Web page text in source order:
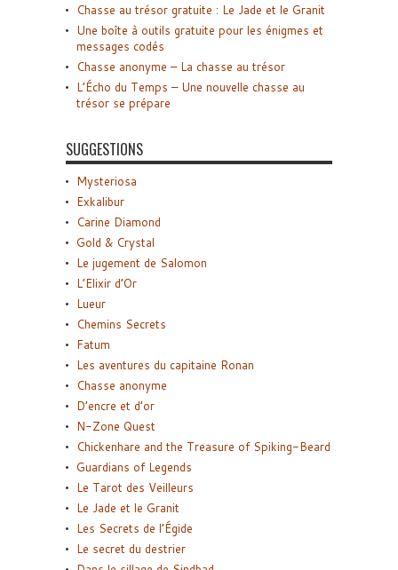
Chasse au trésor gratuite : Le Jade et le Granit
Une boîte à outils gratuite pour les énigmes et
messages codés
Chasse anonyme – La chasse au trésor
L’Écho du Temps – Une nouvelle chasse au
trésor se prépare
SUGGESTIONS
Mysteriosa
Exkalibur
Carine Diamond
Gold & Crystal
Le jugement de Salomon
L’Elixir d’Or
Lueur
Chemins Secrets
Fatum
Les aventures du capitaine Ronan
Chasse anonyme
D’encre et d’or
N-Zone Quest
Chickenhare and the Treasure of Spiking-Beard
Guardians of Legends
Le Tarot des Veilleurs
Le Jade et le Granit
Les Secrets de l’Égide
Le secret du destrier